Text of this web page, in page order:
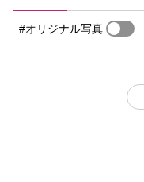
#オリジナル写真